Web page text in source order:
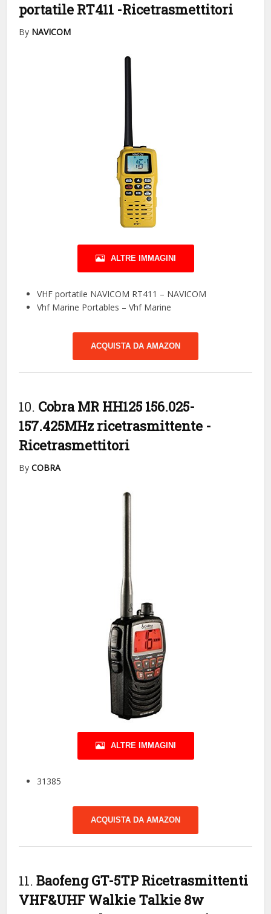
portatile RT411 -Ricetrasmettitori
By NAVICOM
ALTRE IMMAGINI
VHF portatile NAVICOM RT411 – NAVICOM
Vhf Marine Portables – Vhf Marine
ACQUISTA DA AMAZON
10. Cobra MR HH125 156.025-
157.425MHz ricetrasmittente -
Ricetrasmettitori
ByCOBRA
ALTRE IMMAGINI
31385
ACQUISTA DA AMAZON
11.Baofeng GT-5TP Ricetrasmittenti
VHF&UHF Walkie Talkie 8w